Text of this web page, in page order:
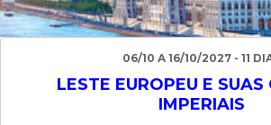
06/10 A 16/10/2027 - 11
LESTE EUROPEU E SUAS
IMPERIAIS